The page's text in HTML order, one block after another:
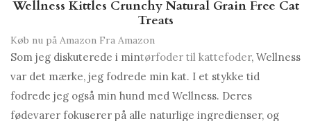
Wellness Kittles Crunchy Natural Grain Free Cat
Treats
Køb nu på Amazon Fra Amazon
Som jeg diskuterede i mintørfoder til kattefoder, Wellness
var det mærke, jeg fodrede min kat. I et stykke tid
fodrede jeg også min hund med Wellness. Deres
fødevarer fokuserer på alle naturlige ingredienser, og